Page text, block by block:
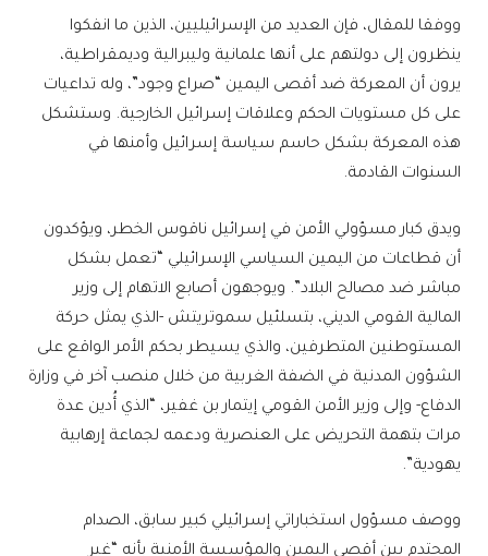
ووفقا للمقال، فإن العديد من الإسرائيليين، الذين ما انفكوا
ينظرون إلى دولتهم على أنها علمانية وليبرالية وديمقراطية،
يرون أن المعركة ضد أقصى اليمين “صراع وجود”، وله تداعيات
على كل مستويات الحكم وعلاقات إسرائيل الخارجية. وستشكل
هذه المعركة بشكل حاسم سياسة إسرائيل وأمنها في
السنوات القادمة.
ويدق كبار مسؤولي الأمن في إسرائيل ناقوس الخطر، ويؤكدون
أن قطاعات من اليمين السياسي الإسرائيلي “تعمل بشكل
مباشر ضد مصالح البلاد”. ويوجهون أصابع الاتهام إلى وزير
المالية القومي الديني، بتسلئيل سموتريتش -الذي يمثل حركة
المستوطنين المتطرفين، والذي يسيطر بحكم الأمر الواقع على
الشؤون المدنية في الضفة الغربية من خلال منصب آخر في وزارة
الدفاع- وإلى وزير الأمن القومي إيتمار بن غفير، “الذي أُدين عدة
مرات بتهمة التحريض على العنصرية ودعمه لجماعة إرهابية
يهودية”.
ووصف مسؤول استخباراتي إسرائيلي كبير سابق، الصدام
المحتدم بين أقصى اليمين والمؤسسة الأمنية بأنه “غير